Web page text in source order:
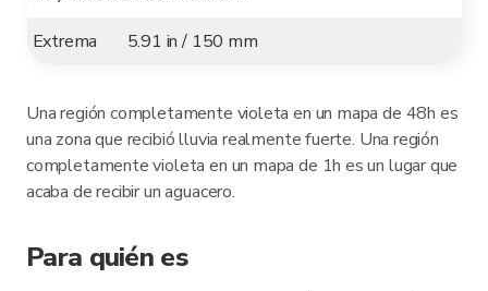
Extrema
5.91 in / 150 mm
Una región completamente violeta en un mapa de 48h es
una zona que recibió lluvia realmente fuerte. Una región
completamente violeta en un mapa de 1h es un lugar que
acaba de recibir un aguacero.
Para quién es